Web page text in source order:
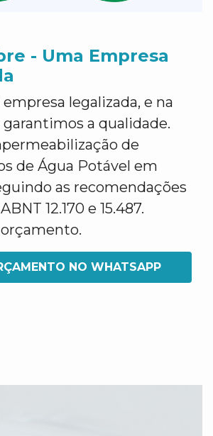
- Uma Empresa
legalizada, e na
a qualidade.
de
de Água Potável em
as recomendações
12.170 e 15.487.
NO WHATSAPP